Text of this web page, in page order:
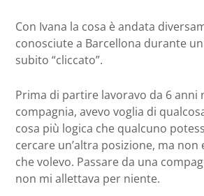
Con Ivana la cosa è andata
conosciute a Barcellona durante
subito “cliccato”.
Prima di partire lavoravo da 6 anni
compagnia, avevo voglia di
cosa più logica che qualcuno
cercare un’altra posizione, ma
che volevo. Passare da una
non mi allettava per niente.